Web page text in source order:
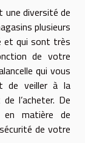
une diversité de
plusieurs
et qui sont très
de votre
qui vous
de veiller à la
l’acheter. De
en matière de
de votre